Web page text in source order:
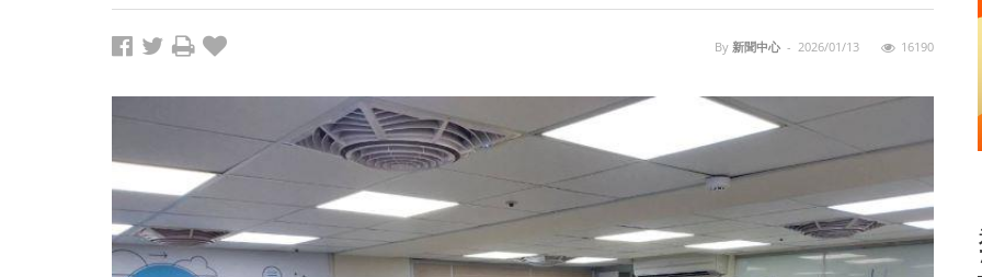
By 新聞中心 - 2026/01/13 16190